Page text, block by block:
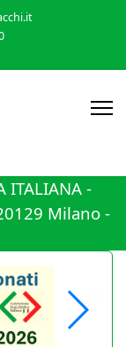
ITALIANA -
Milano -